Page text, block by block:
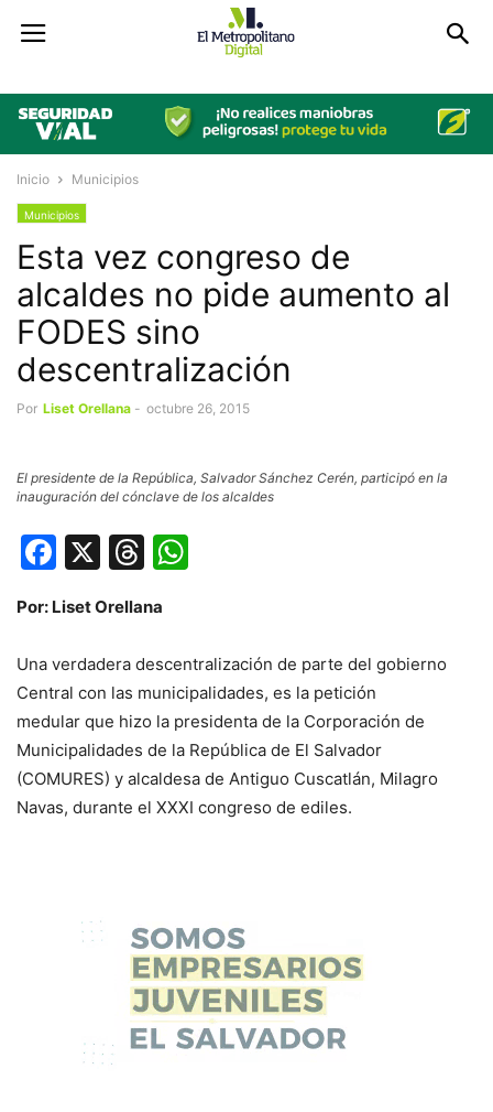
Inicio Municipios
Municipios
Esta vez congreso de
alcaldes no pide aumento al
FODES sino
descentralización
Por Liset Orellana - octubre 26, 2015
El presidente de la República, Salvador Sánchez Cerén, participó en la
inauguración del cónclave de los alcaldes
Facebook
X Threads
Por: Liset Orellana
Una verdadera descentralización de parte del gobierno
Central con las municipalidades, es la petición
medular que hizo la presidenta de la Corporación de
Municipalidades de la República de El Salvador
(COMURES) y alcaldesa de Antiguo Cuscatlán, Milagro
Navas, durante el XXXI congreso de ediles.